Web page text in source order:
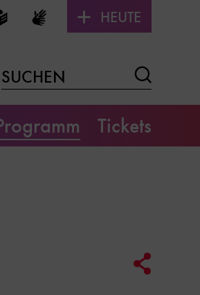
wählen
Sprache
Gebärdensprache
HEUTE
SUCHEN
Tickets